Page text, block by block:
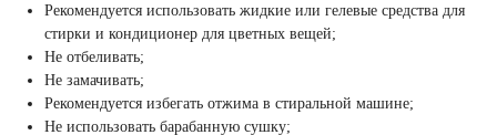
Рекомендуется использовать жидкие или гелевые средства для
стирки и кондиционер для цветных вещей;
Не отбеливать;
Не замачивать;
Рекомендуется избегать отжима в стиральной машине;
Не использовать барабанную сушку;